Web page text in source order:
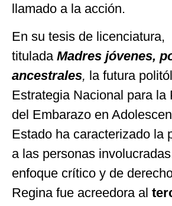
llamado a la acción.
En su tesis de licenciatura,
titulada Madres jóvenes,
ancestrales, la futura
Estrategia Nacional para la
del Embarazo en
Estado ha caracterizado la
a las personas
enfoque crítico y de
Regina fue acreedora al